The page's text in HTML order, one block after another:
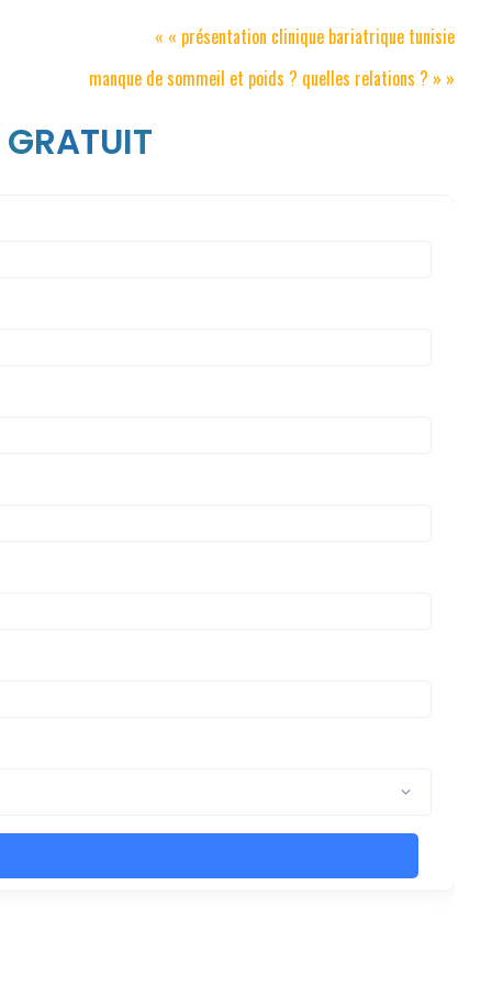
« « présentation clinique bariatrique tunisie
manque de sommeil et poids ? quelles relations ? » »